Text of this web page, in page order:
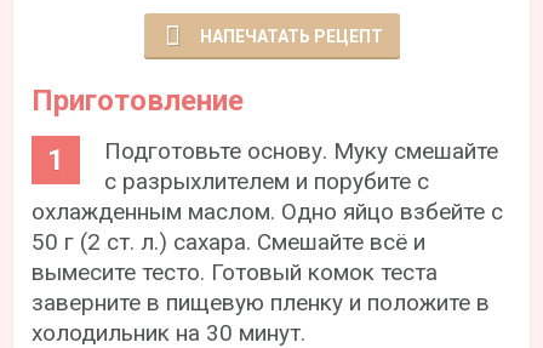
НАПЕЧАТАТЬ РЕЦЕПТ
Приготовление
Подготовьте основу. Муку смешайте
с разрыхлителем и порубите с
охлажденным маслом. Одно яйцо взбейте с
50 г (2 ст. л.) сахара. Смешайте всё и
вымесите тесто. Готовый комок теста
заверните в пищевую пленку и положите в
холодильник на 30 минут.